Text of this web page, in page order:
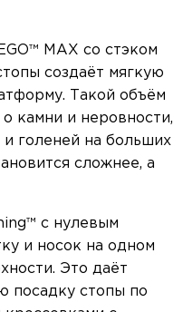
MAX со стэком
создаёт мягкую
Такой объём
камни и неровности,
голеней на больших
сложнее, а
с нулевым
и носок на одном
Это даёт
посадку стопы по